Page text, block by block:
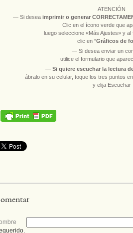
ATENCIÓN
― Si desea imprimir o generar
Clic en el ícono verde que
luego seleccione «Más Ajustes» y al
clic en “Gráficos de
― Si desea enviar un
utilice el formulario que
―Si quiere escuchar la lectura
ábralo en su celular, toque los tres puntos
y elija Escuchar